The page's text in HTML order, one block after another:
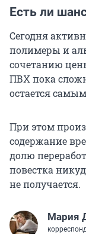
Есть ли
Сегодня
полимеры и
сочетанию
ПВХ пока
остается
При этом
содержание
долю
повестка
не получается.
Мария